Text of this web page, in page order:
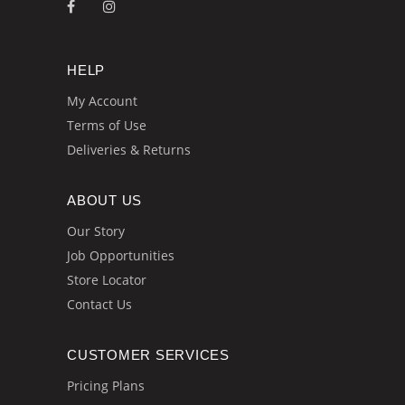
HELP
My Account
Terms of Use
Deliveries & Returns
ABOUT US
Our Story
Job Opportunities
Store Locator
Contact Us
CUSTOMER SERVICES
Pricing Plans